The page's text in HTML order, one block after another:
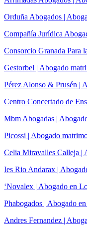
Orduña Abogados |
Compañía Jurídica
Consorcio Granada Para
Gestorbel | Abogado
Pérez Alonso & Prusén |
Centro Concertado de
Mbm Abogadas |
Picossi | Abogado
Celia Miravalles Calleja |
Ies Rio Andarax |
‘Novalex | Abogado en
Phabogados | Abogado
Andres Fernandez |